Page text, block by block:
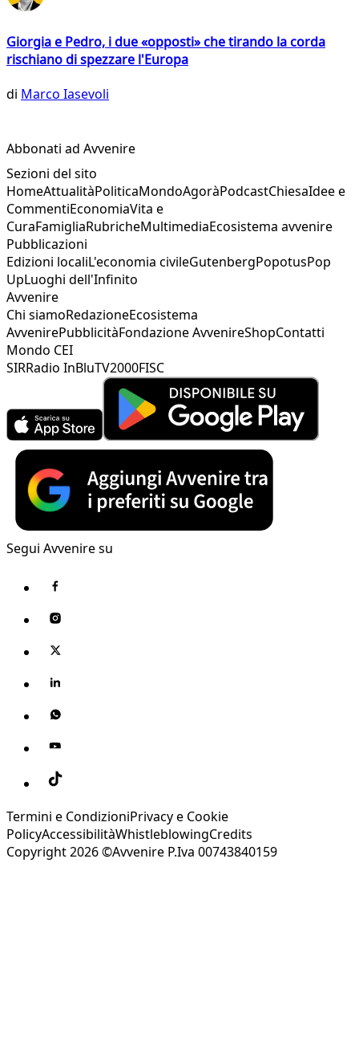
Giorgia e Pedro, i due «opposti» che tirando la corda
rischiano di spezzare l'Europa
di Marco Iasevoli
Abbonati ad Avvenire
Sezioni del sito
HomeAttualitàPoliticaMondoAgoràPodcastChiesaIdee e
CommentiEconomiaVita e
CuraFamigliaRubricheMultimediaEcosistema avvenire
Pubblicazioni
Edizioni localiL'economia civileGutenbergPopotusPop
UpLuoghi dell'Infinito
Avvenire
Chi siamoRedazioneEcosistema
AvvenirePubblicitàFondazione AvvenireShopContatti
Mondo CEI
SIRRadio InBluTV2000FISC
Segui Avvenire su
Termini e CondizioniPrivacy e Cookie
PolicyAccessibilitàWhistleblowingCredits
Copyright 2026 ©Avvenire P.Iva 00743840159